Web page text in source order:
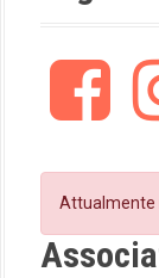
F
c
k
Attualmente